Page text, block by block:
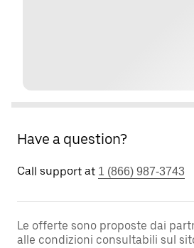
Have a question?
Call support at 1 (866) 987-3743
Le offerte sono proposte dai
alle condizioni consultabili sul